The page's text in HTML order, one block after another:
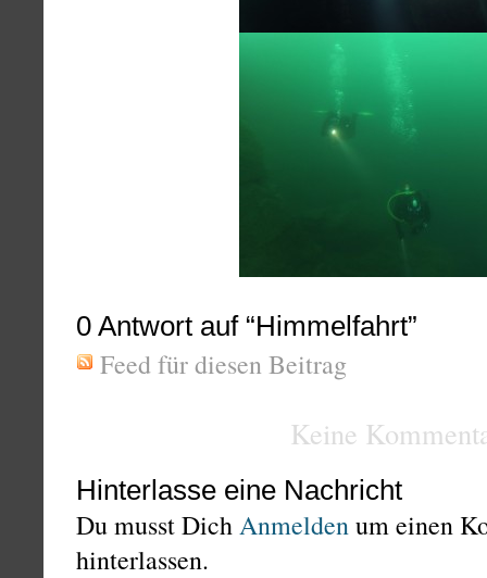
0 Antwort auf “Himmelfahrt”
Feed für diesen Beitrag
Keine
Hinterlasse eine Nachricht
Du musst DichAnmeldenum einen
hinterlassen.